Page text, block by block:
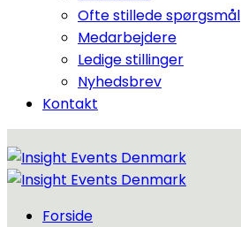
Ofte stillede spørgsmål
Medarbejdere
Ledige stillinger
Nyhedsbrev
Kontakt
Forside